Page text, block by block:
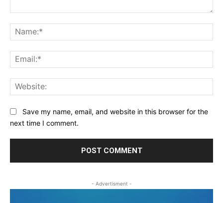
Save my name, email, and website in this browser for the
next time I comment.
- Advertisment -